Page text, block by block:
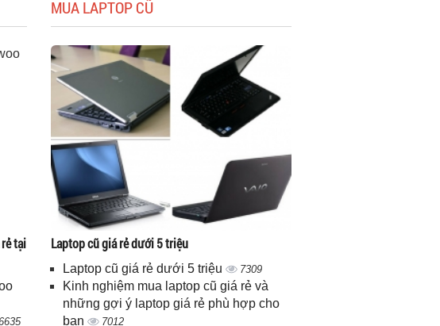
tại
MUA LAPTOP CŨ
Laptop cũ giá rẻ dưới 5 triệu
Laptop cũ giá rẻ dưới 5 triệu 7309
Kinh nghiệm mua laptop cũ giá rẻ và
những gợi ý laptop giá rẻ phù hợp cho
bạn
7012